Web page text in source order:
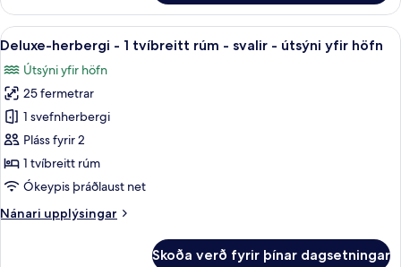
-
útsýni
yfir
Skoða
allar
myndir
fyrir
Deluxe-
herbergi
-
1
tvíbreitt
rúm
Deluxe-herbergi - 1 tvíbreitt rúm -
6
Deluxe-herbergi - 1 tvíbreitt rúm - svalir - útsýni yfir höfn
Útsýni yfir höfn
25 fermetrar
1 svefnherbergi
Pláss fyrir 2
1 tvíbreitt rúm
Ókeypis þráðlaust net
Nánari upplýsingar
Nánari
Skoða verð fyrir þínar dagsetningar